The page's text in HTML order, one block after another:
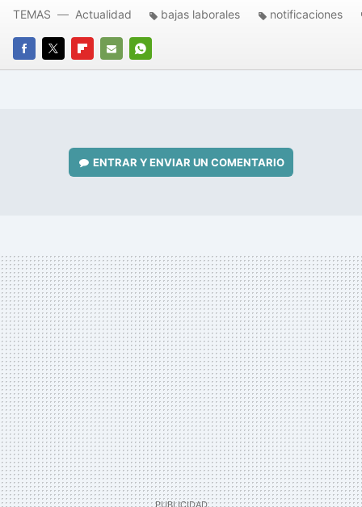
FACEBOOK
TWITTERFLIPBOARD
E-
WHATSAPP
TEMAS Actualidad bajas laborales notificaciones
ENTRAR Y ENVIAR UN COMENTARIO